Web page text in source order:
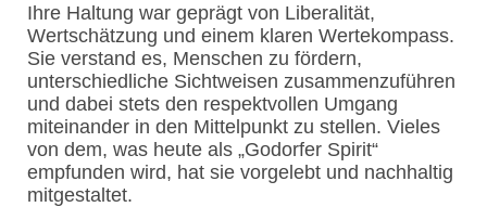
Ihre Haltung war geprägt von Liberalität,
Wertschätzung und einem klaren Wertekompass.
Sie verstand es, Menschen zu fördern,
unterschiedliche Sichtweisen zusammenzuführen
und dabei stets den respektvollen Umgang
miteinander in den Mittelpunkt zu stellen. Vieles
von dem, was heute als „Godorfer Spirit“
empfunden wird, hat sie vorgelebt und nachhaltig
mitgestaltet.